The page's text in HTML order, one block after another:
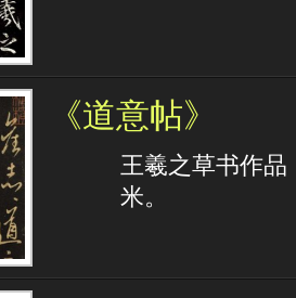
《道意帖》
王羲之草书作品
米。